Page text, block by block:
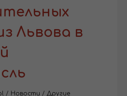
Львова в
/ Новости / Другие